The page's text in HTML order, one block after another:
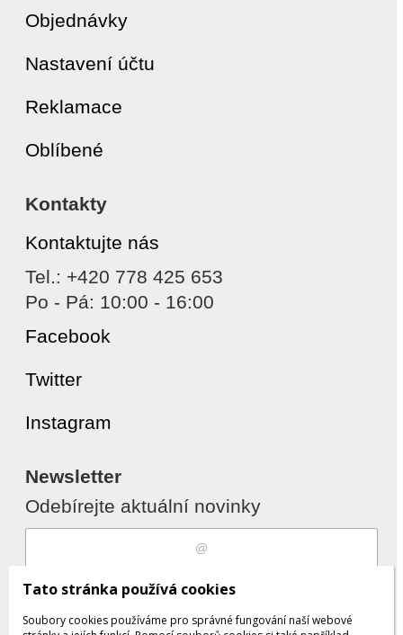
Objednávky
Nastavení účtu
Reklamace
Oblíbené
Kontakty
Kontaktujte nás
Tel.: +420 778 425 653
Po - Pá: 10:00 - 16:00
Facebook
Twitter
Instagram
Newsletter
Odebírejte aktuální novinky
Souhlasím szpracováním osobních
údajů
Tato stránka používá cookies
Soubory cookies používáme pro správné fungování naší webové